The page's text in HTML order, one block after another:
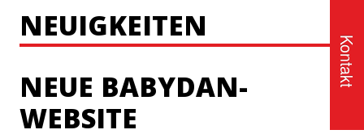
NEUIGKEITEN
NEUE BABYDAN-
WEBSITE
Kontakt